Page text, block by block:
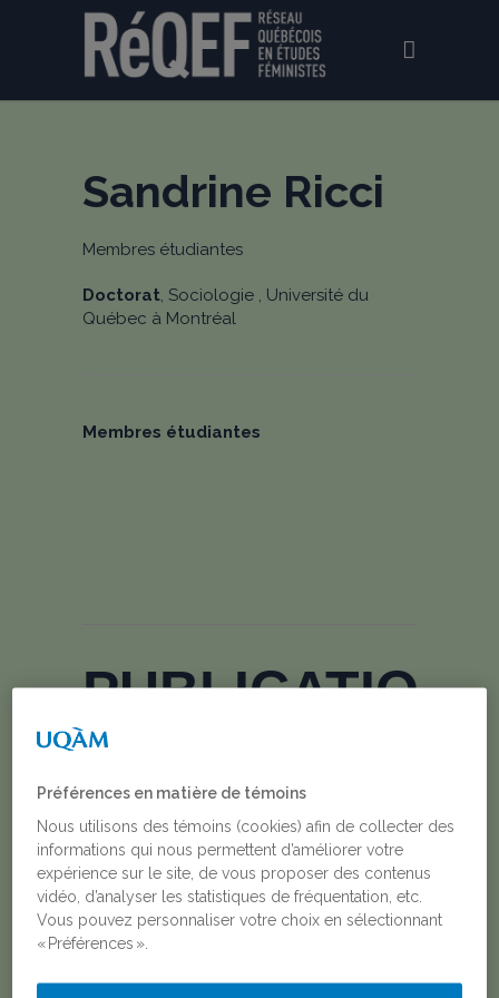
Sandrine Ricci
Membres étudiantes
Doctorat, Sociologie , Université du
Québec à Montréal
Membres étudiantes
PUBLICATIONS
ET
ACTIVITÉS
Signalement d’une
situation de violence
Préférences en matière de témoins
Nous utilisons des témoins (cookies) afin de collecter des
informations qui nous permettent d’améliorer votre
expérience sur le site, de vous proposer des contenus
vidéo, d’analyser les statistiques de fréquentation, etc.
Vous pouvez personnaliser votre choix en sélectionnant
« Préférences ».